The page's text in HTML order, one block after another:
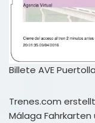
Billete AVE
Trenes.com
Málaga